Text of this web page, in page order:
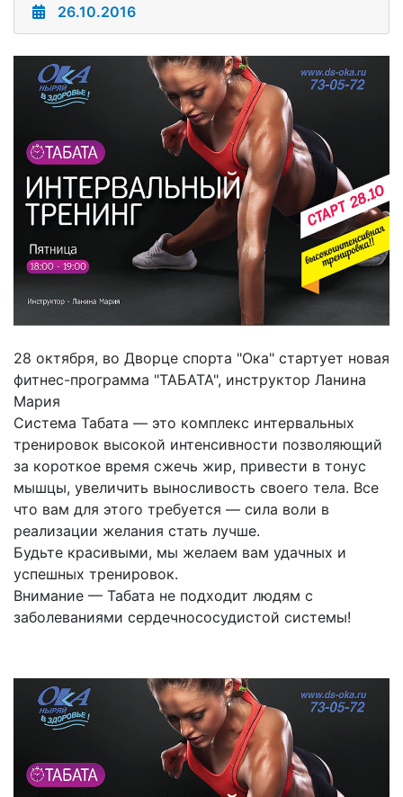
26.10.2016
28 октября, во Дворце спорта "Ока" стартует новая
фитнес-программа "ТАБАТА", инструктор Ланина
Мария
Система Табата — это комплекс интервальных
тренировок высокой интенсивности позволяющий
за короткое время сжечь жир, привести в тонус
мышцы, увеличить выносливость своего тела. Все
что вам для этого требуется — сила воли в
реализации желания стать лучше.
Будьте красивыми, мы желаем вам удачных и
успешных тренировок.
Внимание — Табата не подходит людям с
заболеваниями сердечнососудистой системы!